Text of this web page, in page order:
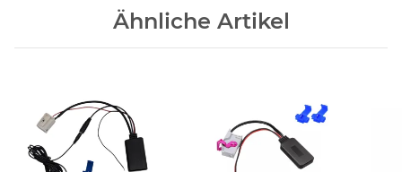
Ähnliche Artikel